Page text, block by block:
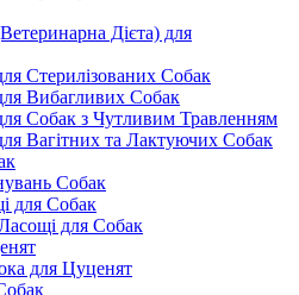
Дієта) для
Стерилізованих Собак
Вибагливих Собак
Собак з Чутливим Травленням
Вагітних та Лактуючих Собак
Собак
для Собак
для Собак
для Цуценят